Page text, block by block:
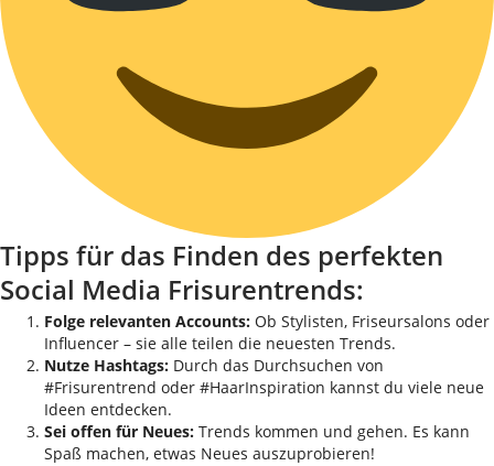
Tipps für das Finden des perfekten
Social Media Frisurentrends:
Folge relevanten Accounts: Ob Stylisten, Friseursalons oder
Influencer – sie alle teilen die neuesten Trends.
Nutze Hashtags: Durch das Durchsuchen von
#Frisurentrend oder #HaarInspiration kannst du viele neue
Ideen entdecken.
Sei offen für Neues: Trends kommen und gehen. Es kann
Spaß machen, etwas Neues auszuprobieren!